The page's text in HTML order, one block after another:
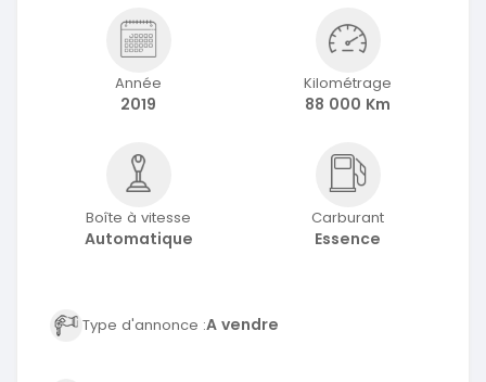
Année
2019
Kilométrage
88 000 Km
Boîte à vitesse
Automatique
Carburant
Essence
Type d'annonce :A vendre